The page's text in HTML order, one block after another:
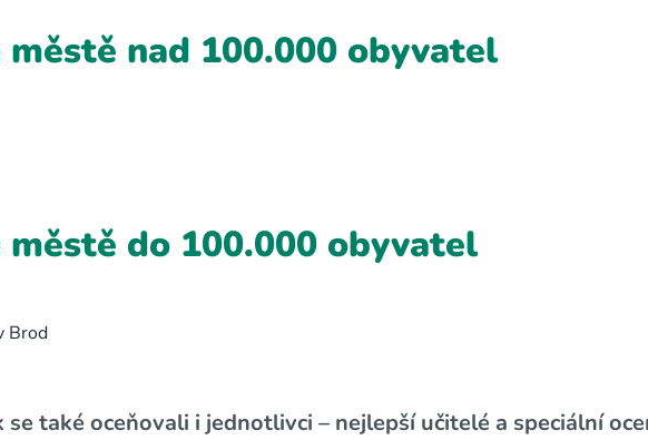
městě nad 100.000 obyvatel
městě do 100.000 obyvatel
Brod
se také oceňovali i jednotlivci – nejlepší učitelé a speciální